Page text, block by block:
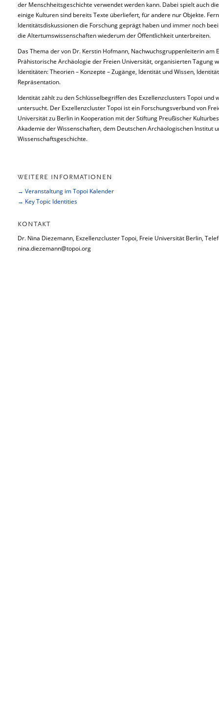
der Menschheitsgeschichte verwendet werden kann. Dabei spielt auch
einige Kulturen sind bereits Texte überliefert, für andere nur Objekte.
Identitätsdiskussionen die Forschung geprägt haben und immer noch
die Altertumswissenschaften wiederum der Öffentlichkeit unterbreiten.
Das Thema der von Dr. Kerstin Hofmann, Nachwuchsgruppenleiterin am
Prähistorische Archäologie der Freien Universität, organisierten Tagung
Identitäten: Theorien – Konzepte – Zugänge, Identität und Wissen,
Repräsentation.
Identität zählt zu den Schlüsselbegriffen des Exzellenzclusters Topoi
untersucht. Der Exzellenzcluster Topoi ist ein Forschungsverbund von
Universität zu Berlin in Kooperation mit der Stiftung Preußischer
Akademie der Wissenschaften, dem Deutschen Archäologischen Institut
Wissenschaftsgeschichte.
WEITERE INFORMATIONEN
→ Veranstaltung im Topoi Kalender
→ Key Topic Identities
KONTAKT
Dr. Nina Diezemann, Exzellenzcluster Topoi, Freie Universität Berlin,
nina.diezemann@topoi.org